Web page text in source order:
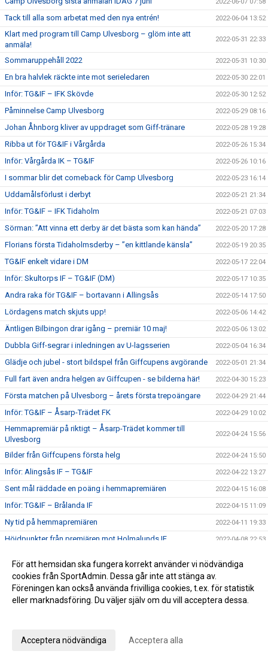
Tack till alla som arbetat med den nya entrén! 2022-06-04 13:52
Klart med program till Camp Ulvesborg – glöm inte att
anmäla!
2022-05-31 22:33
Sommaruppehåll 2022 2022-05-31 10:30
En bra halvlek räckte inte mot serieledaren 2022-05-30 22:01
Inför: TG&IF – IFK Skövde 2022-05-30 12:52
Påminnelse Camp Ulvesborg 2022-05-29 08:16
Johan Åhnborg kliver av uppdraget som Giff-tränare 2022-05-28 19:28
Ribba ut för TG&IF i Vårgårda 2022-05-26 15:34
Inför: Vårgårda IK – TG&IF 2022-05-26 10:16
I sommar blir det comeback för Camp Ulvesborg 2022-05-23 16:14
Uddamålsförlust i derbyt 2022-05-21 21:34
Inför: TG&IF – IFK Tidaholm 2022-05-21 07:03
Sörman: ”Att vinna ett derby är det bästa som kan hända” 2022-05-20 17:28
Florians första Tidaholmsderby – ”en kittlande känsla” 2022-05-19 20:35
TG&IF enkelt vidare i DM 2022-05-17 22:04
Inför: Skultorps IF – TG&IF (DM) 2022-05-17 10:35
Andra raka för TG&IF – bortavann i Allingsås 2022-05-14 17:50
Lördagens match skjuts upp! 2022-05-06 14:42
Äntligen Bilbingon drar igång – premiär 10 maj! 2022-05-06 13:02
Dubbla Giff-segrar i inledningen av U-lagsserien 2022-05-04 16:34
Glädje och jubel - stort bildspel från Giffcupens avgörande 2022-05-01 21:34
Full fart även andra helgen av Giffcupen - se bilderna här! 2022-04-30 15:23
Första matchen på Ulvesborg – årets första trepoängare 2022-04-29 21:44
Inför: TG&IF – Åsarp-Trädet FK 2022-04-29 10:02
Hemmapremiär på riktigt – Åsarp-Trädet kommer till
Ulvesborg
2022-04-24 15:56
Bilder från Giffcupens första helg 2022-04-24 15:50
Inför: Alingsås IF – TG&IF 2022-04-22 13:27
Sent mål räddade en poäng i hemmapremiären 2022-04-15 16:08
Inför: TG&IF – Brålanda IF 2022-04-15 11:09
Ny tid på hemmapremiären 2022-04-11 19:33
Höjdpunkter från premiären mot Holmalunds IF 2022-04-08 22:53
TG&IF flyttar fram första Giffcupen-helgen
Än finns chans att köpa Vårtips 2022-04-04 19:08
Välkommen till vår nya hemsida
Bra årspremiär av juniorlaget mot Folkabo
För att hemsidan ska fungera korrekt använder vi nödvändiga
cookies från SportAdmin. Dessa går inte att stänga av.
Föreningen kan också använda frivilliga cookies, t.ex. för statistik
eller marknadsföring. Du väljer själv om du vill acceptera dessa.
Acceptera nödvändiga Acceptera alla